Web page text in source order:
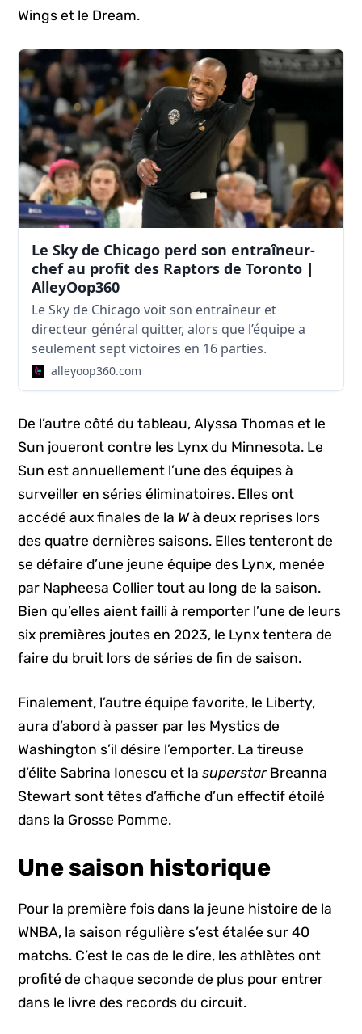
Wings et le Dream.
Le Sky de Chicago perd son entraîneur-
chef au profit des Raptors de Toronto |
AlleyOop360
Le Sky de Chicago voit son entraîneur et
directeur général quitter, alors que l’équipe a
seulement sept victoires en 16 parties.
alleyoop360.com
De l’autre côté du tableau, Alyssa Thomas et le
Sun joueront contre les Lynx du Minnesota. Le
Sun est annuellement l’une des équipes à
surveiller en séries éliminatoires. Elles ont
accédé aux finales de la Wà deux reprises lors
des quatre dernières saisons. Elles tenteront de
se défaire d’une jeune équipe des Lynx, menée
par Napheesa Collier tout au long de la saison.
Bien qu’elles aient failli à remporter l’une de leurs
six premières joutes en 2023, le Lynx tentera de
faire du bruit lors de séries de fin de saison.
Finalement, l’autre équipe favorite, le Liberty,
aura d’abord à passer par les Mystics de
Washington s’il désire l’emporter. La tireuse
d’élite Sabrina Ionescu et lasuperstar Breanna
Stewart sont têtes d’affiche d’un effectif étoilé
dans la Grosse Pomme.
Une saison historique
Pour la première fois dans la jeune histoire de la
WNBA, la saison régulière s’est étalée sur 40
matchs. C’est le cas de le dire, les athlètes ont
profité de chaque seconde de plus pour entrer
dans le livre des records du circuit.